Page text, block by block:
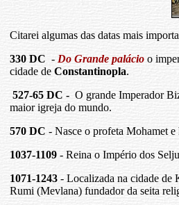
Citarei algumas das datas mais
330 DC - Do Grande palácio o
cidade de Constantinopla.
527-65 DC - O grande Imperador
maior igreja do mundo.
570 DC - Nasce o profeta Mohamet
1037-1109 - Reina o Império dos
1071-1243 - Localizada na cidade de
Rumi (Mevlana) fundador da seita